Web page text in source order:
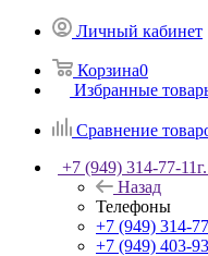
Личный кабинет
Корзина0
Избранные
Сравнение
+7 (949) 314-77-11
Назад
Телефоны
+7 (949) 314-
+7 (949) 403-